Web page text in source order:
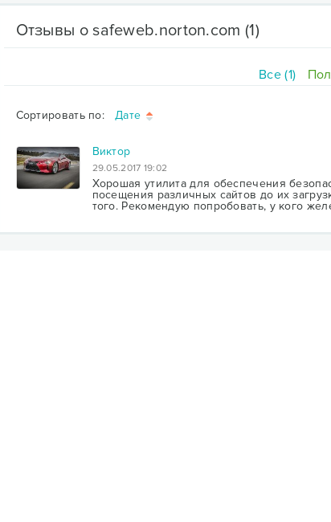
Отзывы о safeweb.norton.com (1)
Все (1)
Сортировать по: Дате
Виктор
29.05.2017 19:02
Хорошая утилита для обеспечения
посещения различных сайтов до их
того. Рекомендую попробовать, у кого